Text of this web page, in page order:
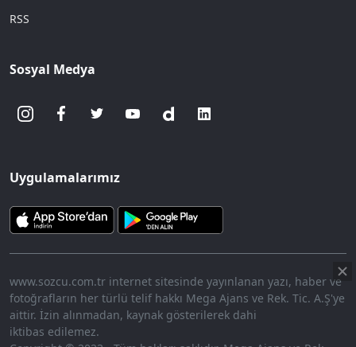
RSS
Sosyal Medya
Uygulamalarımız
www.sozcu.com.tr internet sitesinde yayınlanan yazı, haber ve
fotoğrafların her türlü telif hakkı Mega Ajans ve Rek. Tic. A.Ş'ye
aittir. İzin alınmadan, kaynak gösterilerek dahi
iktibas edilemez.